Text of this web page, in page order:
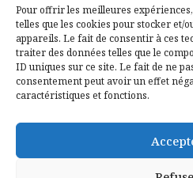
Pour offrir les meilleures
telles que les cookies pour stocker et/
appareils. Le fait de consentir à ces
traiter des données telles que le
ID uniques sur ce site. Le fait de ne
consentement peut avoir un effet
caractéristiques et fonctions.
Mentions légales
Politique de